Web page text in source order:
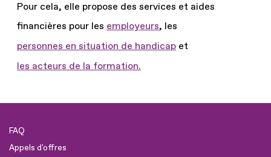
Pour cela, elle propose des services et aides
financières pour les employeurs, les
personnes en situation de handicap et
les acteurs de la formation.
FAQ
Appels d'offres